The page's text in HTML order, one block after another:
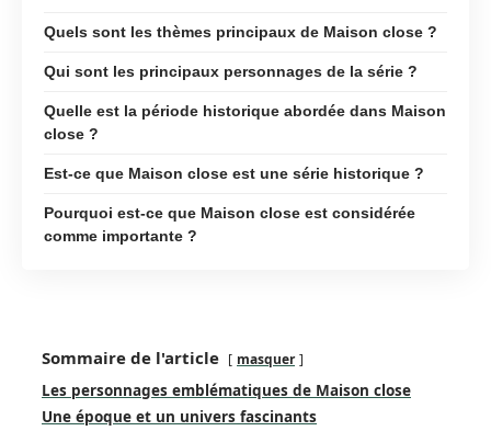
Quels sont les thèmes principaux de Maison close ?
Qui sont les principaux personnages de la série ?
Quelle est la période historique abordée dans Maison
close ?
Est-ce que Maison close est une série historique ?
Pourquoi est-ce que Maison close est considérée
comme importante ?
Sommaire de l'article masquer
Les personnages emblématiques de Maison close
Une époque et un univers fascinants